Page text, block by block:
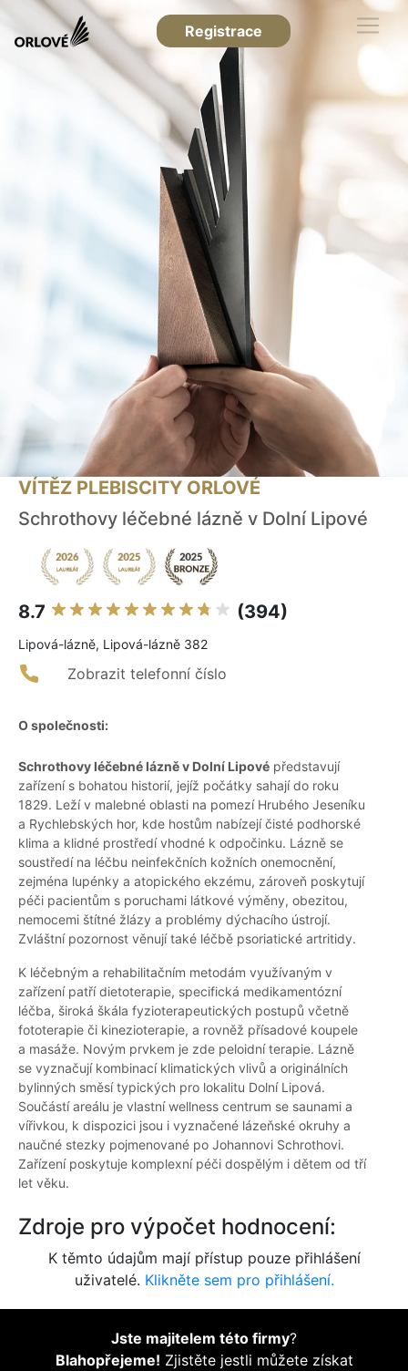
Registrace
VÍTĚZ PLEBISCITY ORLOVÉ
Schrothovy léčebné lázně v Dolní Lipové
8.7 (394)
Lipová-lázně, Lipová-lázně 382
Zobrazit telefonní číslo
O společnosti:
Schrothovy léčebné lázně v Dolní Lipové představují
zařízení s bohatou historií, jejíž počátky sahají do roku
1829. Leží v malebné oblasti na pomezí Hrubého Jeseníku
a Rychlebských hor, kde hostům nabízejí čisté podhorské
klima a klidné prostředí vhodné k odpočinku. Lázně se
soustředí na léčbu neinfekčních kožních onemocnění,
zejména lupénky a atopického ekzému, zároveň poskytují
péči pacientům s poruchami látkové výměny, obezitou,
nemocemi štítné žlázy a problémy dýchacího ústrojí.
Zvláštní pozornost věnují také léčbě psoriatické artritidy.
K léčebným a rehabilitačním metodám využívaným v
zařízení patří dietoterapie, specifická medikamentózní
léčba, široká škála fyzioterapeutických postupů včetně
fototerapie či kinezioterapie, a rovněž přísadové koupele
a masáže. Novým prvkem je zde peloidní terapie. Lázně
se vyznačují kombinací klimatických vlivů a originálních
bylinných směsí typických pro lokalitu Dolní Lipová.
Součástí areálu je vlastní wellness centrum se saunami a
vířivkou, k dispozici jsou i vyznačené lázeňské okruhy a
naučné stezky pojmenované po Johannovi Schrothovi.
Zařízení poskytuje komplexní péči dospělým i dětem od tří
let věku.
Zdroje pro výpočet hodnocení:
K těmto údajům mají přístup pouze přihlášení
uživatelé. Klikněte sem pro přihlášení.
Jste majitelem této firmy?
Blahopřejeme! Zjistěte jestli můžete získat